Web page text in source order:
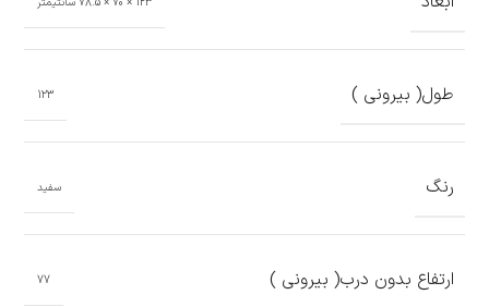
طول( بیرونی ) 123
رنگ سفید
ارتفاع بدون درب( بیرونی ) 77